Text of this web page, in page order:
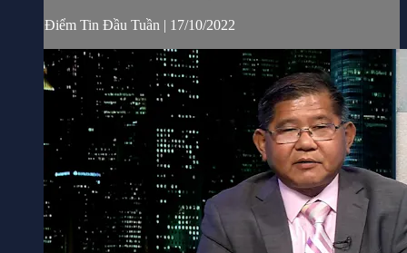
Điểm Tin Đầu Tuần | 17/10/2022